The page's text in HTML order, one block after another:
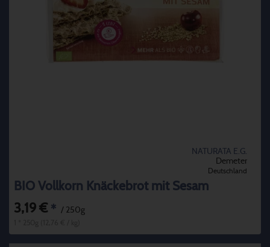
NATURATA E.G.
Demeter
Deutschland
BIO Vollkorn Knäckebrot mit Sesam
3,19 € * / 250g